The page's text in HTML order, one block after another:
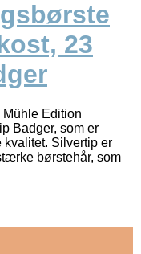
23
Edition
Badger, som er
Silvertip er
børstehår, som